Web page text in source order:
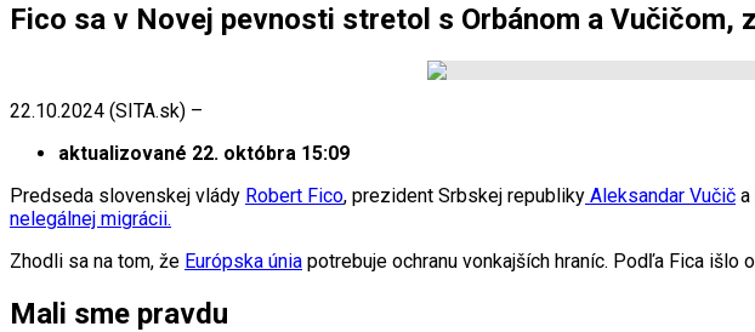
Fico sa v Novej pevnosti stretol s Orbánom a
22.10.2024 (SITA.sk) –
aktualizované 22. októbra 15:09
Predseda slovenskej vlády Robert Fico, prezident Srbskej republiky Aleksandar Vučič a
nelegálnej migrácii.
Zhodli sa na tom, že Európska únia potrebuje ochranu vonkajších hraníc. Podľa Fica
Mali sme pravdu